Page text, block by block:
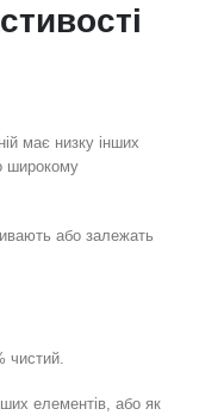
має низку інших
широкому
або залежать
чистий.
елементів, або як